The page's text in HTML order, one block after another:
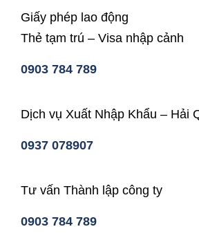
Giấy phép lao động
Thẻ tạm trú – Visa nhập cảnh
0903 784 789
Dịch vụ Xuất Nhập Khẩu – Hải
0937 078907
Tư vấn Thành lập công ty
0903 784 789